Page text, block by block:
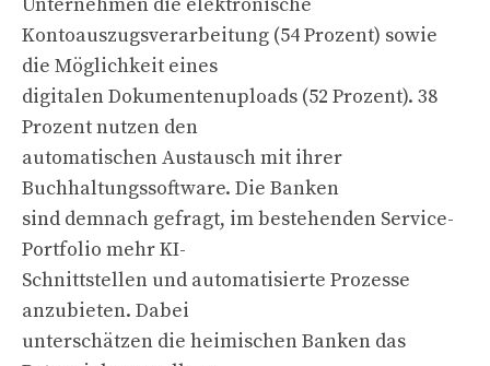
Kontoauszugsverarbeitung (54 Prozent) sowie
die Möglichkeit eines
digitalen Dokumentenuploads (52 Prozent). 38
Prozent nutzen den
automatischen Austausch mit ihrer
Buchhaltungssoftware. Die Banken
sind demnach gefragt, im bestehenden Service-
Portfolio mehr KI-
Schnittstellen und automatisierte Prozesse
anzubieten. Dabei
unterschätzen die heimischen Banken das